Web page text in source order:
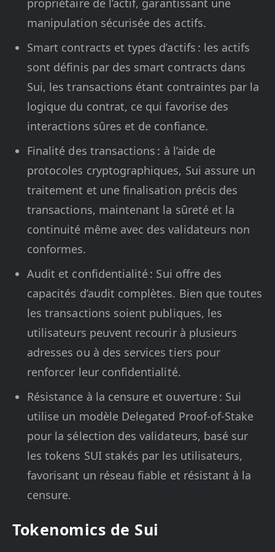
propriétaire de l’actif, garantissant une
manipulation sécurisée des actifs.
Smart contracts et types d’actifs : les actifs
sont définis par des smart contracts dans
Sui, les transactions étant contraintes par la
logique du contrat, ce qui favorise des
interactions sûres et de confiance.
Finalité des transactions : à l’aide de
protocoles cryptographiques, Sui assure un
traitement et une finalisation précis des
transactions, maintenant la sûreté et la
continuité même avec des validateurs non
conformes.
Audit et confidentialité : Sui offre des
capacités d’audit complètes. Bien que toutes
les transactions soient publiques, les
utilisateurs peuvent recourir à plusieurs
adresses ou à des services tiers pour
renforcer leur confidentialité.
Résistance à la censure et ouverture : Sui
utilise un modèle Delegated Proof-of-Stake
pour la sélection des validateurs, basé sur
les tokens SUI stakés par les utilisateurs,
favorisant un réseau fiable et résistant à la
censure.
Tokenomics de Sui